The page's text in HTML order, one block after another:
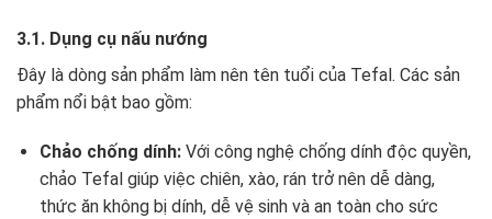
3.1. Dụng cụ nấu nướng
Đây là dòng sản phẩm làm nên tên tuổi của Tefal. Các sản
phẩm nổi bật bao gồm:
Chảo chống dính:Với công nghệ chống dính độc quyền,
chảo Tefal giúp việc chiên, xào, rán trở nên dễ dàng,
thức ăn không bị dính, dễ vệ sinh và an toàn cho sức